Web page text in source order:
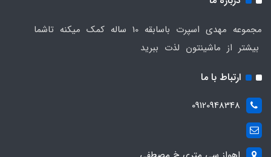
مجموعه مهدی اسپرت باسابقه 10 ساله کمک میکنه تاشما
بیشتر از ماشینتون لذت ببرید
ارتباط با ما
09120948348